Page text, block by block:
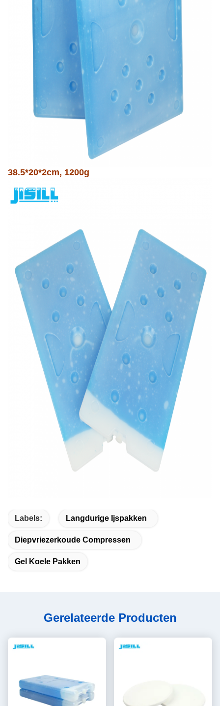
38.5*20*2cm, 1200g
Labels: Langdurige Ijspakken
Diepvriezerkoude Compressen
Gel Koele Pakken
Gerelateerde Producten